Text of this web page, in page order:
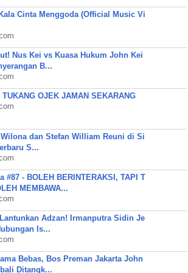
Cinta Menggoda (Official Music Vi
Nus Kei vs Kuasa Hukum John Kei
B...
TUKANG OJEK JAMAN SEKARANG
Wilona dan Stefan William Reuni di Si
S...
#87 - BOLEH BERINTERAKSI, TAPI T
MEMBAWA...
Adzan! Irmanputra Sidin Je
Is...
Bebas, Bos Preman Jakarta John
Ditangk...